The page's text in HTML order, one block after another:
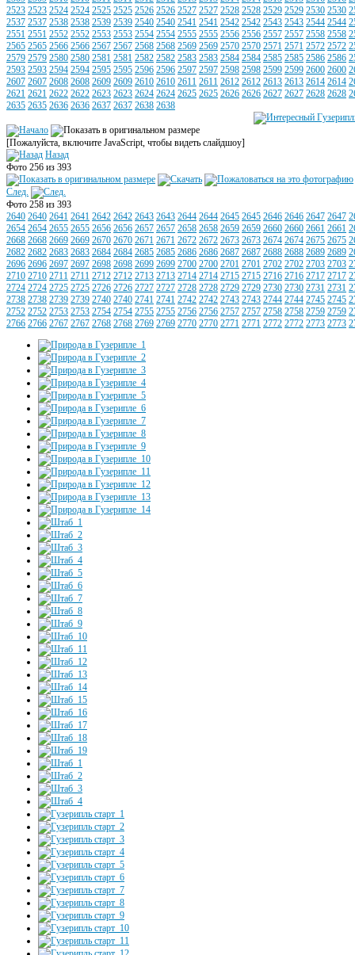
2523 2523 2524 2524 2525 2525 2526 2526 2527 2527 2528 2528 2529 2529 2530 2530
2537 2537 2538 2538 2539 2539 2540 2540 2541 2541 2542 2542 2543 2543 2544 2544
2551 2551 2552 2552 2553 2553 2554 2554 2555 2555 2556 2556 2557 2557 2558 2558
2565 2565 2566 2566 2567 2567 2568 2568 2569 2569 2570 2570 2571 2571 2572 2572
2579 2579 2580 2580 2581 2581 2582 2582 2583 2583 2584 2584 2585 2585 2586 2586
2593 2593 2594 2594 2595 2595 2596 2596 2597 2597 2598 2598 2599 2599 2600 2600
2607 2607 2608 2608 2609 2609 2610 2610 2611 2611 2612 2612 2613 2613 2614 2614
2621 2621 2622 2622 2623 2623 2624 2624 2625 2625 2626 2626 2627 2627 2628 2628
2635 2635 2636 2636 2637 2637 2638 2638
[Пожалуйста, включите JavaScript, чтобы видеть слайдшоу]
Назад
Фото 256 из 393
След.
Фото 258 из 393
2640 2640 2641 2641 2642 2642 2643 2643 2644 2644 2645 2645 2646 2646 2647 2647
2654 2654 2655 2655 2656 2656 2657 2657 2658 2658 2659 2659 2660 2660 2661 2661
2668 2668 2669 2669 2670 2670 2671 2671 2672 2672 2673 2673 2674 2674 2675 2675
2682 2682 2683 2683 2684 2684 2685 2685 2686 2686 2687 2687 2688 2688 2689 2689
2696 2696 2697 2697 2698 2698 2699 2699 2700 2700 2701 2701 2702 2702 2703 2703
2710 2710 2711 2711 2712 2712 2713 2713 2714 2714 2715 2715 2716 2716 2717 2717
2724 2724 2725 2725 2726 2726 2727 2727 2728 2728 2729 2729 2730 2730 2731 2731
2738 2738 2739 2739 2740 2740 2741 2741 2742 2742 2743 2743 2744 2744 2745 2745
2752 2752 2753 2753 2754 2754 2755 2755 2756 2756 2757 2757 2758 2758 2759 2759
2766 2766 2767 2767 2768 2768 2769 2769 2770 2770 2771 2771 2772 2772 2773 2773